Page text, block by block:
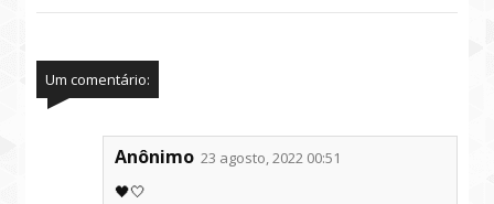
Um comentário:
Anônimo 23 agosto, 2022 00:51
🖤🤍